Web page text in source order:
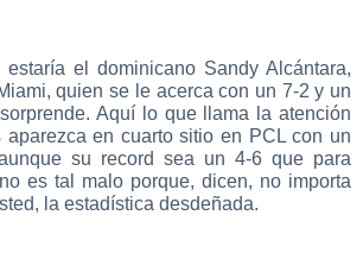
el dominicano Sandy Alcántara,
quien se le acerca con un 7-2 y un
Aquí lo que llama la atención
en cuarto sitio en PCL con un
su record sea un 4-6 que para
es tal malo porque, dicen, no importa
la estadística desdeñada.